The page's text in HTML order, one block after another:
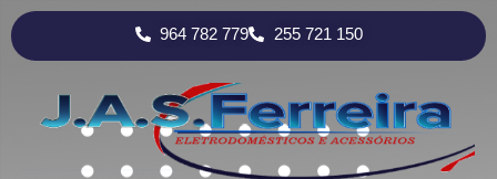
964 782 779 255 721 150